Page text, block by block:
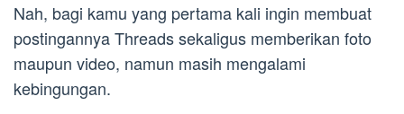
Nah, bagi kamu yang pertama kali ingin membuat
postingannya Threads sekaligus memberikan foto
maupun video, namun masih mengalami
kebingungan.